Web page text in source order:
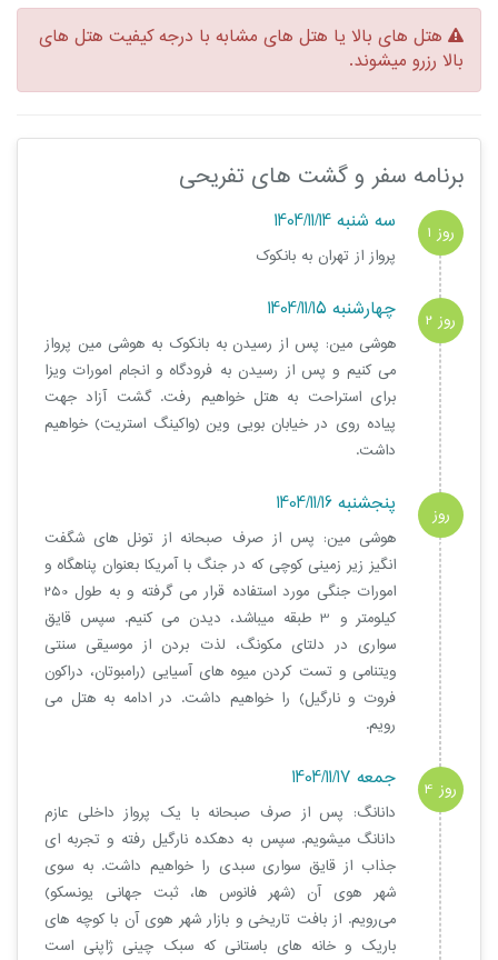
هتل های بالا یا هتل های مشابه با درجه کیفیت هتل های
بالا رزرو میشوند.
برنامه سفر و گشت های تفریحی
روز 1 سه شنبه 1404/11/14
پرواز از تهران به بانکوک
روز 2 چهارشنبه 1404/11/15
هوشی مین: پس از رسیدن به بانکوک به هوشی مین پرواز
می کنیم و پس از رسیدن به فرودگاه و انجام امورات ویزا
برای استراحت به هتل خواهیم رفت. گشت آزاد جهت
پیاده روی در خیابان بویی وین (واکینگ استریت) خواهیم
داشت.
روز
3
پنجشنبه 1404/11/16
هوشی مین: پس از صرف صبحانه از تونل های شگفت
انگیز زیر زمینی کوچی که در جنگ با آمریکا بعنوان پناهگاه و
امورات جنگی مورد استفاده قرار می گرفته و به طول 250
کیلومتر و 3 طبقه میباشد، دیدن می کنیم. سپس قایق
سواری در دلتای مکونگ، لذت بردن از موسیقی سنتی
ویتنامی و تست کردن میوه های آسیایی (رامبوتان، دراکون
فروت و نارگیل) را خواهیم داشت. در ادامه به هتل می
رویم.
روز 4 جمعه 1404/11/17
دانانگ: پس از صرف صبحانه با یک پرواز داخلی عازم
دانانگ میشویم. سپس به دهکده نارگیل رفته و تجربه ای
جذاب از قایق سواری سبدی را خواهیم داشت. به سوی
شهر هوی آن (شهر فانوس ها، ثبت جهانی یونسکو)
می‌رویم. از بافت تاریخی و بازار شهر هوی آن با کوچه های
باریک و خانه های باستانی که سبک چینی ژاپنی است